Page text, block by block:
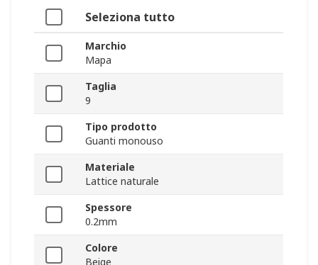
Seleziona tutto
Marchio
Mapa
Taglia
9
Tipo prodotto
Guanti monouso
Materiale
Lattice naturale
Spessore
0.2mm
Colore
Beige